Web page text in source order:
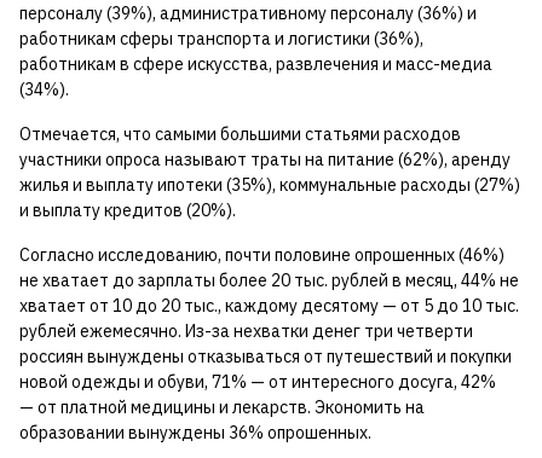
персоналу (39%), административному персоналу (36%) и
работникам сферы транспорта и логистики (36%),
работникам в сфере искусства, развлечения и масс-медиа
(34%).
Отмечается, что самыми большими статьями расходов
участники опроса называют траты на питание (62%), аренду
жилья и выплату ипотеки (35%), коммунальные расходы (27%)
и выплату кредитов (20%).
Согласно исследованию, почти половине опрошенных (46%)
не хватает до зарплаты более 20 тыс. рублей в месяц, 44% не
хватает от 10 до 20 тыс., каждому десятому — от 5 до 10 тыс.
рублей ежемесячно. Из-за нехватки денег три четверти
россиян вынуждены отказываться от путешествий и покупки
новой одежды и обуви, 71% — от интересного досуга, 42%
— от платной медицины и лекарств. Экономить на
образовании вынуждены 36% опрошенных.